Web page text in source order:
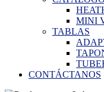
MINI
TABLAS
CONTÁCTANOS